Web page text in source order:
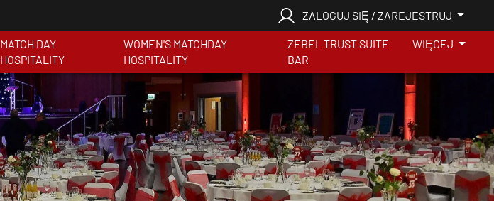
ZALOGUJ SIĘ / ZAREJESTRUJ
MATCH DAY
HOSPITALITY
WOMEN'S MATCHDAY
HOSPITALITY
ZEBEL TRUST SUITE
BAR
WIĘCEJ